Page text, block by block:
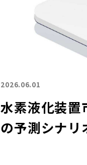
2026.06.01
水素液化装置
の予測シナリ